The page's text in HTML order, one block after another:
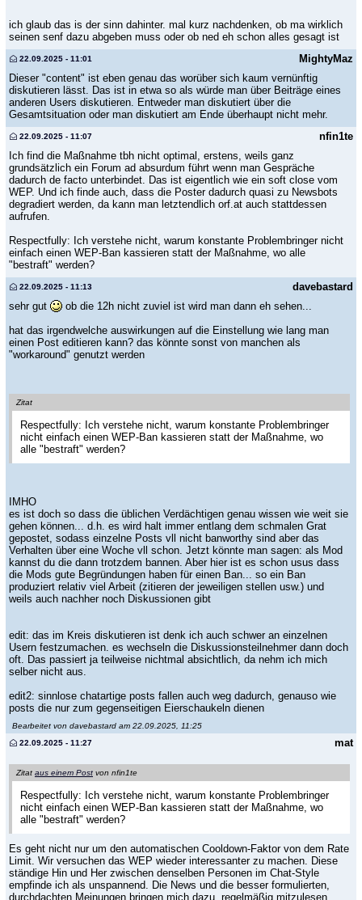
ich glaub das is der sinn dahinter. mal kurz nachdenken, ob ma wirklich
seinen senf dazu abgeben muss oder ob ned eh schon alles gesagt ist
MightyMaz
22.09.2025 - 11:01
Dieser "content" ist eben genau das worüber sich kaum vernünftig
diskutieren lässt. Das ist in etwa so als würde man über Beiträge eines
anderen Users diskutieren. Entweder man diskutiert über die
Gesamtsituation oder man diskutiert am Ende überhaupt nicht mehr.
nfin1te
22.09.2025 - 11:07
Ich find die Maßnahme tbh nicht optimal, erstens, weils ganz
grundsätzlich ein Forum ad absurdum führt wenn man Gespräche
dadurch de facto unterbindet. Das ist eigentlich wie ein soft close vom
WEP. Und ich finde auch, dass die Poster dadurch quasi zu Newsbots
degradiert werden, da kann man letztendlich orf.at auch stattdessen
aufrufen.
Respectfully: Ich verstehe nicht, warum konstante Problembringer nicht
einfach einen WEP-Ban kassieren statt der Maßnahme, wo alle
"bestraft" werden?
davebastard
22.09.2025 - 11:13
sehr gut
ob die 12h nicht zuviel ist wird man dann eh sehen...
hat das irgendwelche auswirkungen auf die Einstellung wie lang man
einen Post editieren kann? das könnte sonst von manchen als
"workaround" genutzt werden
Zitat
Respectfully: Ich verstehe nicht, warum konstante Problembringer
nicht einfach einen WEP-Ban kassieren statt der Maßnahme, wo
alle "bestraft" werden?
IMHO
es ist doch so dass die üblichen Verdächtigen genau wissen wie weit sie
gehen können... d.h. es wird halt immer entlang dem schmalen Grat
gepostet, sodass einzelne Posts vll nicht banworthy sind aber das
Verhalten über eine Woche vll schon. Jetzt könnte man sagen: als Mod
kannst du die dann trotzdem bannen. Aber hier ist es schon usus dass
die Mods gute Begründungen haben für einen Ban... so ein Ban
produziert relativ viel Arbeit (zitieren der jeweiligen stellen usw.) und
weils auch nachher noch Diskussionen gibt
edit: das im Kreis diskutieren ist denk ich auch schwer an einzelnen
Usern festzumachen. es wechseln die Diskussionsteilnehmer dann doch
oft. Das passiert ja teilweise nichtmal absichtlich, da nehm ich mich
selber nicht aus.
edit2: sinnlose chatartige posts fallen auch weg dadurch, genauso wie
posts die nur zum gegenseitigen Eierschaukeln dienen
Bearbeitet von davebastard am 22.09.2025, 11:25
mat
22.09.2025 - 11:27
Zitat aus einem Post von nfin1te
Respectfully: Ich verstehe nicht, warum konstante Problembringer
nicht einfach einen WEP-Ban kassieren statt der Maßnahme, wo
alle "bestraft" werden?
Es geht nicht nur um den automatischen Cooldown-Faktor von dem Rate
Limit. Wir versuchen das WEP wieder interessanter zu machen. Diese
ständige Hin und Her zwischen denselben Personen im Chat-Style
empfinde ich als unspannend. Die News und die besser formulierten,
durchdachten Meinungen bringen mich dazu, regelmäßig mitzulesen.